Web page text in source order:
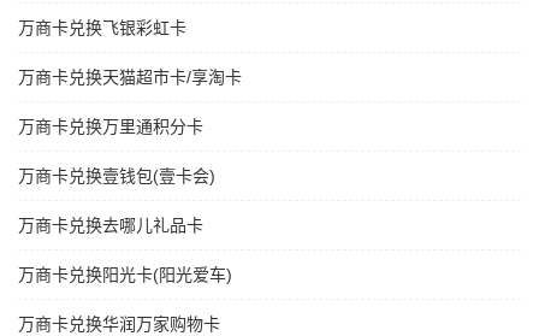
万商卡兑换飞银彩虹卡
万商卡兑换天猫超市卡/享淘卡
万商卡兑换万里通积分卡
万商卡兑换壹钱包(壹卡会)
万商卡兑换去哪儿礼品卡
万商卡兑换阳光卡(阳光爱车)
万商卡兑换华润万家购物卡